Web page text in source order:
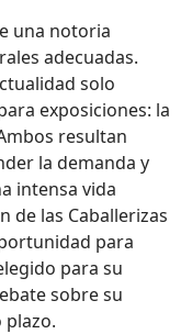
una notoria
adecuadas.
solo
exposiciones: la
resultan
la demanda y
intensa vida
de las Caballerizas
para
para su
sobre su
plazo.